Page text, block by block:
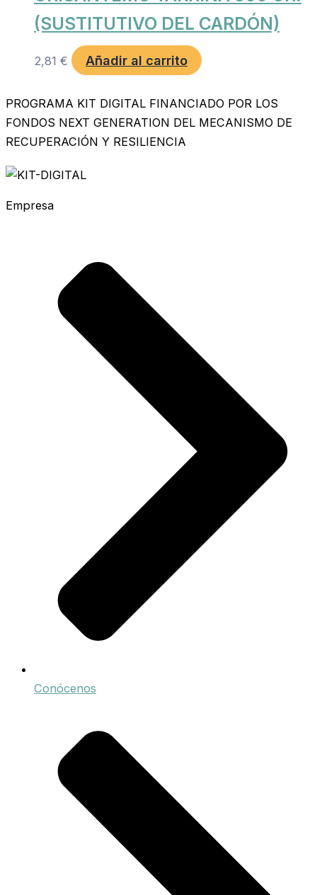
(SUSTITUTIVO DEL CARDÓN)
2,81 € Añadir al carrito
PROGRAMA KIT DIGITAL FINANCIADO POR LOS
FONDOS NEXT GENERATION DEL MECANISMO DE
RECUPERACIÓN Y RESILIENCIA
Empresa
Conócenos